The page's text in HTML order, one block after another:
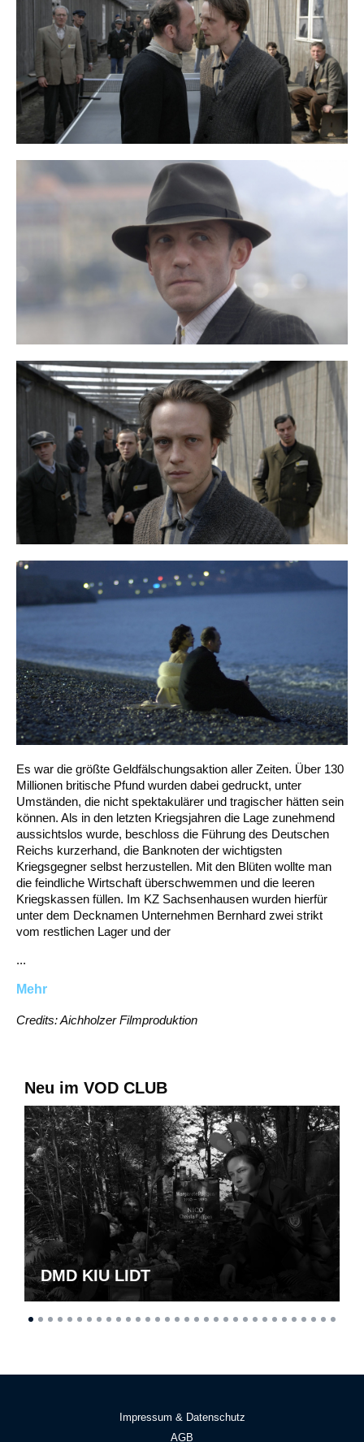
Es war die größte Geldfälschungsaktion aller Zeiten. Über 130
Millionen britische Pfund wurden dabei gedruckt, unter
Umständen, die nicht spektakulärer und tragischer hätten sein
können. Als in den letzten Kriegsjahren die Lage zunehmend
aussichtslos wurde, beschloss die Führung des Deutschen
Reichs kurzerhand, die Banknoten der wichtigsten
Kriegsgegner selbst herzustellen. Mit den Blüten wollte man
die feindliche Wirtschaft überschwemmen und die leeren
Kriegskassen füllen. Im KZ Sachsenhausen wurden hierfür
unter dem Decknamen Unternehmen Bernhard zwei strikt
vom restlichen Lager und der
...
Mehr
Credits: Aichholzer Filmproduktion
Neu im VOD CLUB
DMD KIU LIDT
Impressum & Datenschutz
AGB